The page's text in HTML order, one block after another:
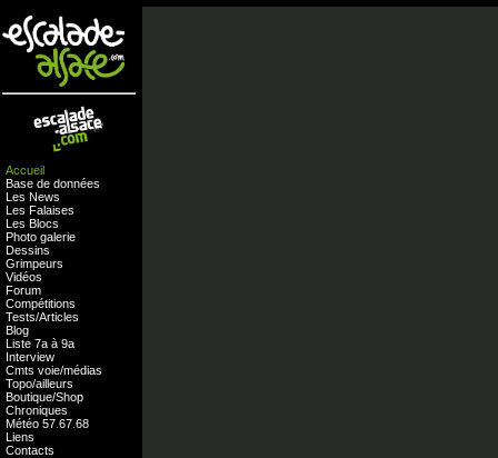
Accueil
Base de données
Les News
Les Falaises
Les Blocs
Photo galerie
Dessins
Grimpeurs
Vidéos
Forum
Compétitions
Tests/Articles
Blog
Liste 7a à 9a
Interview
Cmts voie/médias
Topo/ailleurs
Boutique/Shop
Chroniques
Météo 57 67 68
Liens
Contacts